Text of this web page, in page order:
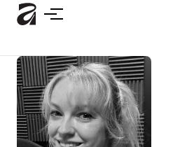
Lewati
utama